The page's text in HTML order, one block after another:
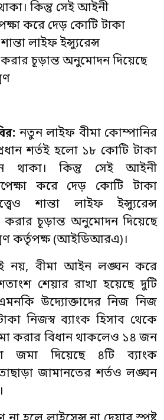
কিন্তু সেই আইনী
করে দেড় কোটি টাকা
লাইফ ইন্স্যুরেন্স
চূড়ান্ত অনুমোদন দিয়েছে
: নতুন লাইফ বীমা কোম্পানির
শর্তই হলো ১৮ কোটি টাকা
থাকা। কিন্তু সেই আইনী
করে দেড় কোটি টাকা
শান্তা লাইফ ইন্স্যুরেন্স
করার চূড়ান্ত অনুমোদন দিয়েছে
কর্তৃপক্ষ (আইডিআরএ)।
নয়, বীমা আইন লঙ্ঘন করে
শেয়ার রাখা হয়েছে দুটি
উদ্যোক্তাদের নিজ নিজ
নিজস্ব ব্যাংক হিসাব থেকে
করার বিধান থাকলেও ১৪ জন
জমা দিয়েছে ৪টি ব্যাংক
জামানতের শর্তও লঙ্ঘন